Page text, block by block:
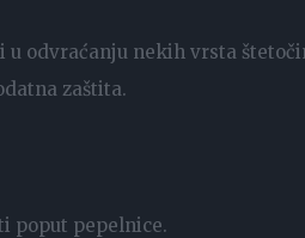
odvraćanju nekih vrsta
zaštita.
poput pepelnice.